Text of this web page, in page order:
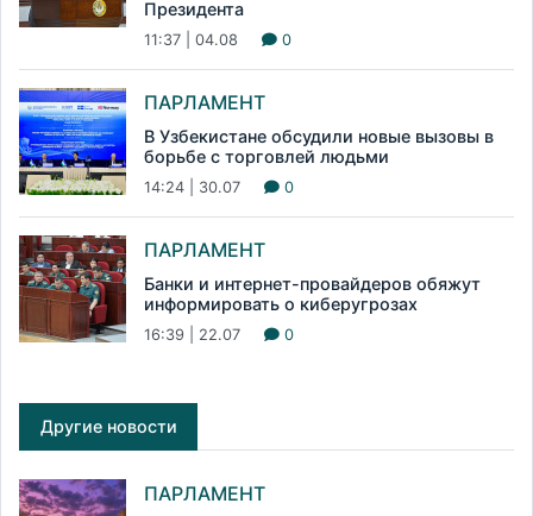
Президента
11:37 | 04.08 0
ПАРЛАМЕНТ
В Узбекистане обсудили новые вызовы в
борьбе с торговлей людьми
14:24 | 30.07 0
ПАРЛАМЕНТ
Банки и интернет-провайдеров обяжут
информировать о киберугрозах
16:39 | 22.07 0
Другие новости
ПАРЛАМЕНТ